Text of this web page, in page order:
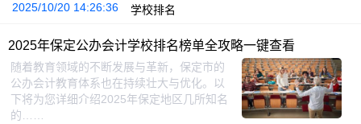
2025/10/20 14:26:36
学校排名
2025年保定公办会计学校排名榜单全攻略一键查看
随着教育领域的不断发展与革新，保定市的
公办会计教育体系也在持续壮大与优化。以
下将为您详细介绍2025年保定地区几所知名
的……